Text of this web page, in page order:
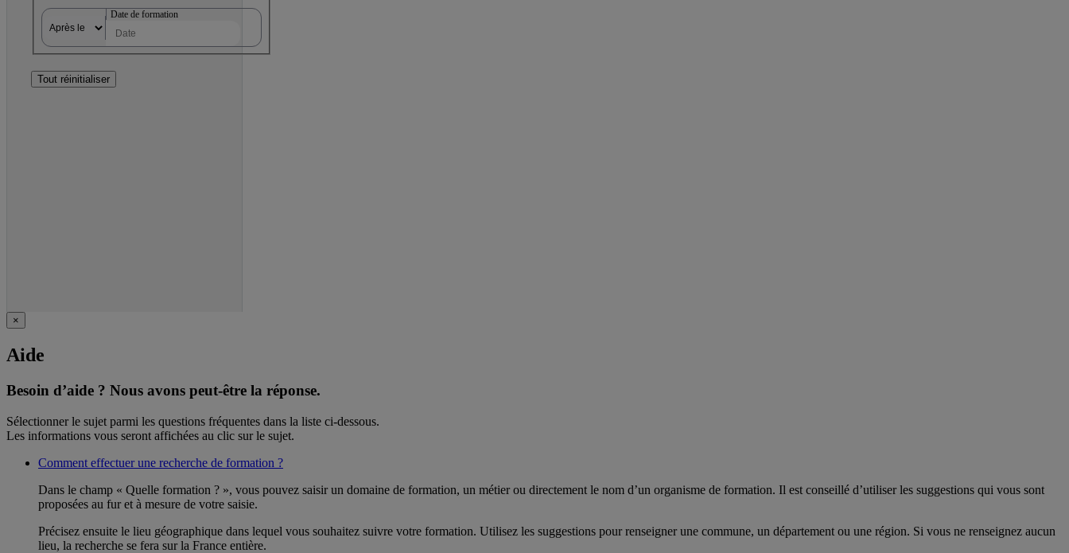
Date de formation
Tout réinitialiser
×
Aide
Besoin d’aide ? Nous avons peut-être la réponse.
Sélectionner le sujet parmi les questions fréquentes dans la liste ci-dessous.
Les informations vous seront affichées au clic sur le sujet.
Comment effectuer une recherche de formation ?
Dans le champ « Quelle formation ? », vous pouvez saisir un domaine de formation, un métier ou directement le nom d’un organisme de formation. Il est conseillé d’utiliser les suggestions qui vous sont
proposées au fur et à mesure de votre saisie.
Précisez ensuite le lieu géographique dans lequel vous souhaitez suivre votre formation. Utilisez les suggestions pour renseigner une commune, un département ou une région. Si vous ne renseignez aucun
lieu, la recherche se fera sur la France entière.